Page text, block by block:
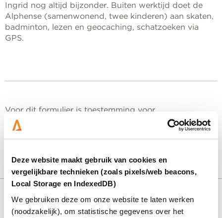
Deze website maakt gebruik van cookies en
vergelijkbare technieken (zoals pixels/web beacons,
Local Storage en IndexedDB)
We gebruiken deze om onze website te laten werken
(noodzakelijk), om statistische gegevens over het
Ingrid nog altijd bijzonder. Buiten werktijd doet de
Alphense (samenwonend, twee kinderen) aan skaten,
badminton, lezen en geocaching, schatzoeken via
GPS.
Voor dit formulier is toestemming voor
marketingcookies vereist.
Accepteer cookiesom het
formulier te bekijken. Als u een advertentieblokkering
of privacy-extensie gebruikt, kunt u de blokkering
Deel dit bericht: